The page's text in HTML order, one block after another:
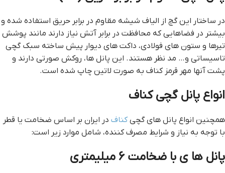
در ساختار این گچ از الیاف شیشه مقاوم در برابر حریق استفاده شده و
بیشتر در فضاهایی که محافظت در برابر آتش نیاز دارند مانند پوشش
تیرها و ستون‌ های فولادی، داکت ‌های دیوار پیش ساخته سبک گچی
تاسیساتی و… مد نظر هستند. این پانل ها، روکش صورتی دارند و
پشت آنها مهر قرمز کناف به صورت لاتین چاپ شده است.
انواع پانل گچی کناف
همچنین انواع پانل های گچی کناف در ایران بر اساس ضخامت یا قطر
با توجه به نیاز و شرایط مصرف کننده، شامل موارد زیر است:
پانل ها ی با ضخامت 6 میلیمتری